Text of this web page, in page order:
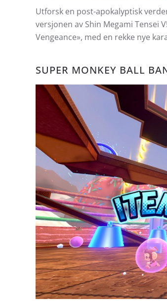
Utforsk en post-apokalyptisk
versjonen av Shin Megami Tensei
Vengeance», med en rekke nye
SUPER MONKEY BALL